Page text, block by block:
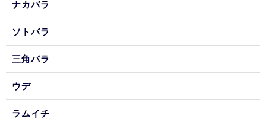
ナカバラ
ソトバラ
三角バラ
ウデ
ラムイチ